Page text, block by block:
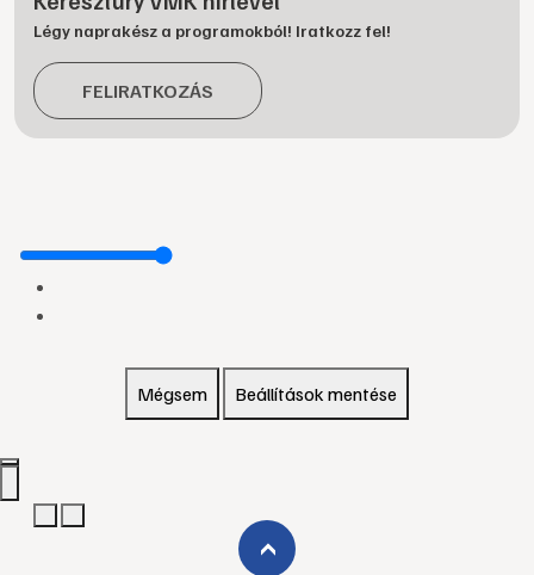
Légy naprakész a programokból! Iratkozz fel!
FELIRATKOZÁS
Mégsem Beállítások mentése
›